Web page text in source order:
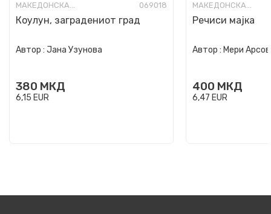
МАКЕДОНСКА КНИЖЕВНОСТ 069018
Коулун, заградениот град
Автор : Јана Узунова
380 МКД
6,15 EUR
МАКЕДОНСКА КНИЖЕВНОСТ
Речиси мајка
Автор : Мери
400 МКД
6,47 EUR